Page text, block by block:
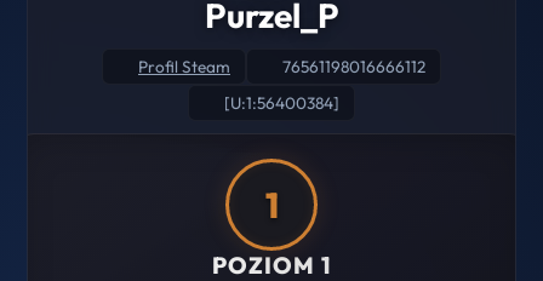
Purzel_P
Profil Steam
76561198016666112
[U:1:56400384]
1
POZIOM 1